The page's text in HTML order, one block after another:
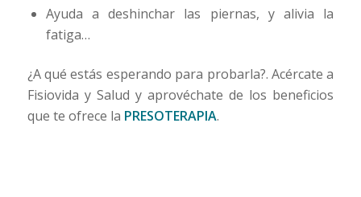
Ayuda a deshinchar las piernas, y alivia la
fatiga…
¿A qué estás esperando para probarla?. Acércate a
Fisiovida y Salud y aprovéchate de los beneficios
que te ofrece la PRESOTERAPIA.